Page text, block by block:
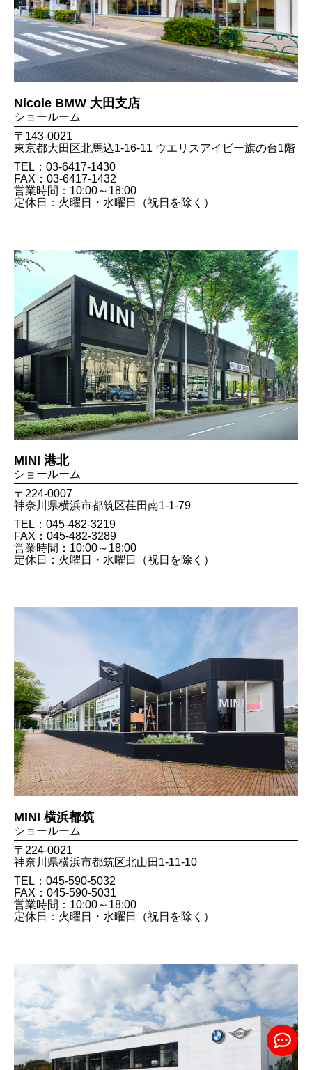
Nicole BMW 大田支店
ショールーム
〒143-0021
東京都大田区北馬込1-16-11 ウエリスアイビー旗の台1階
TEL：03-6417-1430
FAX：03​-6417​-1432
営業時間：10:00～18:00
定休日：火曜日・水曜日（祝日を除く）
MINI 港北
ショールーム
〒224-0007
神奈川県横浜市都筑区荏田南1-1-79
TEL：045-482-3219
FAX：045​-482​-3289
営業時間：10:00～18:00
定休日：火曜日・水曜日（祝日を除く）
MINI 横浜都筑
ショールーム
〒224-0021
神奈川県横浜市都筑区北山田1-11-10
TEL：045-590-5032
FAX：045​-590​-5031
営業時間：10:00～18:00
定休日：火曜日・水曜日（祝日を除く）